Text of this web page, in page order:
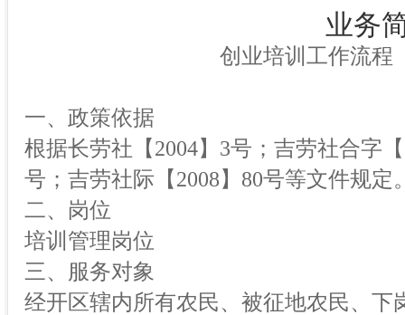
业务
创业培训工作流程
一、政策依据
根据长劳社【2004】3号；吉劳社合字
号；吉劳社际【2008】80号等文件规定
二、岗位
培训管理岗位
三、服务对象
经开区辖内所有农民、被征地农民、